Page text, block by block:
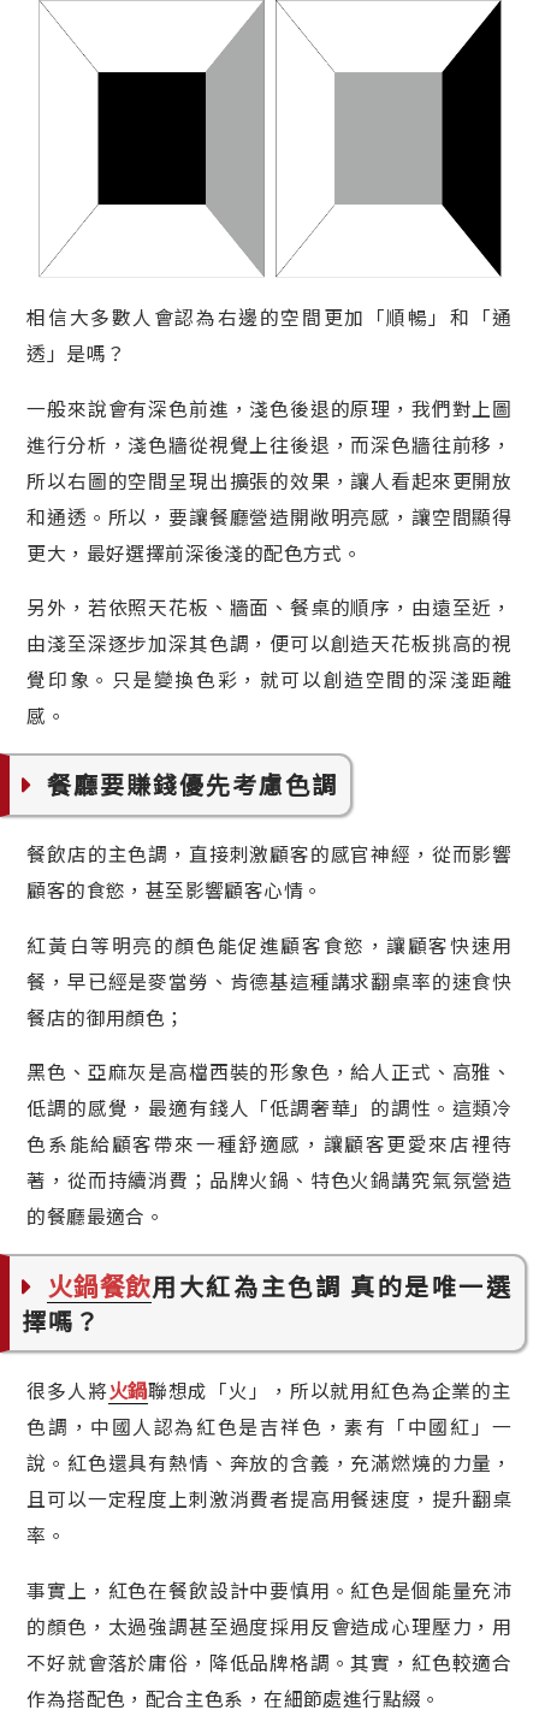
相信大多數人會認為右邊的空間更加「順暢」和「通
透」是嗎？
一般來說會有深色前進，淺色後退的原理，我們對上圖
進行分析，淺色牆從視覺上往後退，而深色牆往前移，
所以右圖的空間呈現出擴張的效果，讓人看起來更開放
和通透。所以，要讓餐廳營造開敞明亮感，讓空間顯得
更大，最好選擇前深後淺的配色方式。
另外，若依照天花板、牆面、餐桌的順序，由遠至近，
由淺至深逐步加深其色調，便可以創造天花板挑高的視
覺印象。只是變換色彩，就可以創造空間的深淺距離
感。
餐廳要賺錢優先考慮色調
餐飲店的主色調，直接刺激顧客的感官神經，從而影響
顧客的食慾，甚至影響顧客心情。
紅黃白等明亮的顏色能促進顧客食慾，讓顧客快速用
餐，早已經是麥當勞、肯德基這種講求翻桌率的速食快
餐店的御用顏色；
黑色、亞麻灰是高檔西裝的形象色，給人正式、高雅、
低調的感覺，最適有錢人「低調奢華」的調性。這類冷
色系能給顧客帶來一種舒適感，讓顧客更愛來店裡待
著，從而持續消費；品牌火鍋、特色火鍋講究氣氛營造
的餐廳最適合。
火鍋餐飲用大紅為主色調 真的是唯一選
擇嗎？
很多人將火鍋聯想成「火」，所以就用紅色為企業的主
色調，中國人認為紅色是吉祥色，素有「中國紅」一
說。紅色還具有熱情、奔放的含義，充滿燃燒的力量，
且可以一定程度上刺激消費者提高用餐速度，提升翻桌
率。
事實上，紅色在餐飲設計中要慎用。紅色是個能量充沛
的顏色，太過強調甚至過度採用反會造成心理壓力，用
不好就會落於庸俗，降低品牌格調。其實，紅色較適合
作為搭配色，配合主色系，在細節處進行點綴。